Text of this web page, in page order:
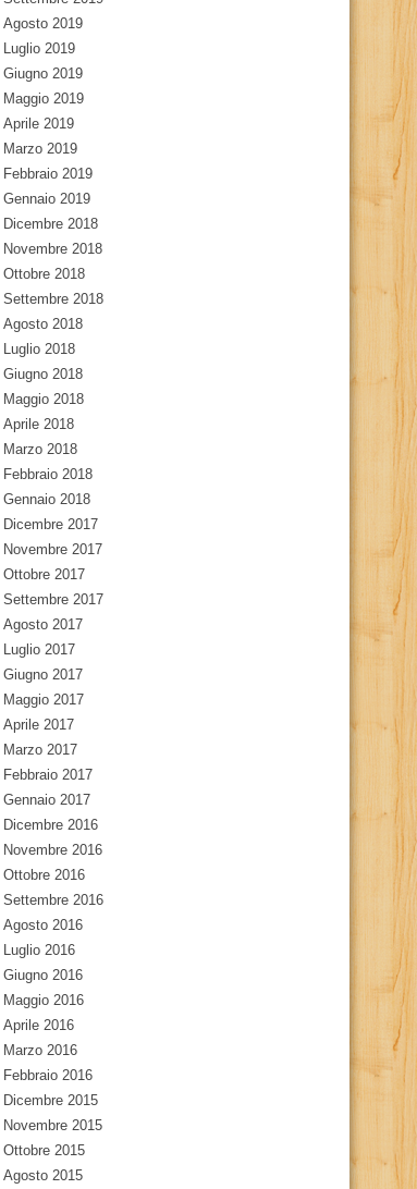
Agosto 2019
Luglio 2019
Giugno 2019
Maggio 2019
Aprile 2019
Marzo 2019
Febbraio 2019
Gennaio 2019
Dicembre 2018
Novembre 2018
Ottobre 2018
Settembre 2018
Agosto 2018
Luglio 2018
Giugno 2018
Maggio 2018
Aprile 2018
Marzo 2018
Febbraio 2018
Gennaio 2018
Dicembre 2017
Novembre 2017
Ottobre 2017
Settembre 2017
Agosto 2017
Luglio 2017
Giugno 2017
Maggio 2017
Aprile 2017
Marzo 2017
Febbraio 2017
Gennaio 2017
Dicembre 2016
Novembre 2016
Ottobre 2016
Settembre 2016
Agosto 2016
Luglio 2016
Giugno 2016
Maggio 2016
Aprile 2016
Marzo 2016
Febbraio 2016
Dicembre 2015
Novembre 2015
Ottobre 2015
Agosto 2015